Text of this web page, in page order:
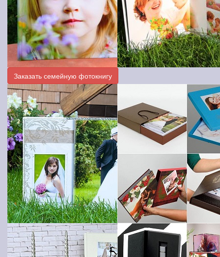
Заказать семейную фотокнигу